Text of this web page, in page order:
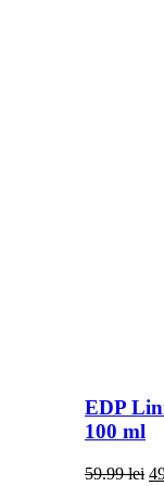
EDP
100 ml
59.99lei